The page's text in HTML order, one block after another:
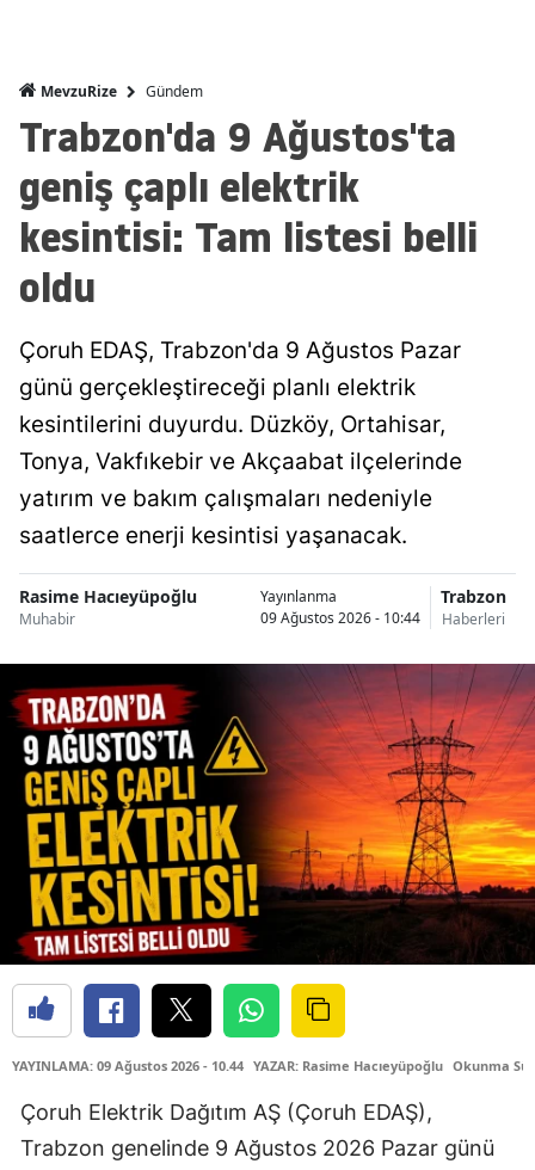
MevzuRize Gündem
Trabzon'da 9 Ağustos'ta
geniş çaplı elektrik
kesintisi: Tam listesi belli
oldu
Çoruh EDAŞ, Trabzon'da 9 Ağustos Pazar
günü gerçekleştireceği planlı elektrik
kesintilerini duyurdu. Düzköy, Ortahisar,
Tonya, Vakfıkebir ve Akçaabat ilçelerinde
yatırım ve bakım çalışmaları nedeniyle
saatlerce enerji kesintisi yaşanacak.
Rasime Hacıeyüpoğlu
Muhabir
Yayınlanma
09 Ağustos 2026 - 10:44
Trabzon
Haberleri
YAYINLAMA: 09 Ağustos 2026 - 10.44 YAZAR: Rasime Hacıeyüpoğlu Okunma
Çoruh Elektrik Dağıtım AŞ (Çoruh EDAŞ),
Trabzon genelinde 9 Ağustos 2026 Pazar günü